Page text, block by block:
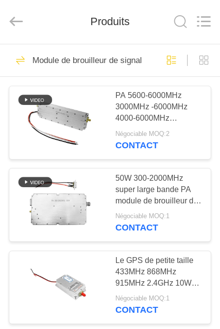
MAISON
PRODUITS
SUJET
NOUS
VISITE
D'USINE
CONTRÔLE
DE
QUALITÉ
CONTACTEZ-
NOUS
Amplifier
module.
Module de brouilleur
de signal
module de
brouillage de drone
21
Module de brouilleur
109
Produits
Module de brouilleur de signal
PA 5600-6000MHz
3000MHz -6000MHz
4000-6000MHz
amplificateur de
puissance du signal
Négociable MOQ:2
CONTACT
50W 300-2000MHz
super large bande PA
module de brouilleur de
signal sans roue
amplificateur de
Négociable MOQ:1
CONTACT
Le GPS de petite taille
433MHz 868MHz
915MHz 2.4GHz 10W
Signal de drone RF
Module anti drone
Négociable MOQ:1
CONTACT